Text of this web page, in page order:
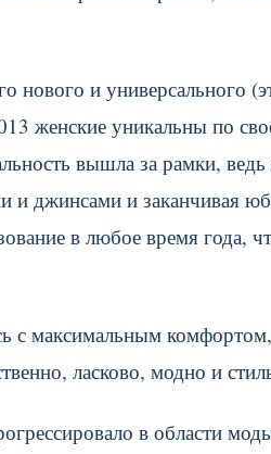
и универсального
женские уникальны по
вышла за рамки, ведь
и джинсами и заканчивая
в любое время года,
с максимальным
ласково, модно и
в области